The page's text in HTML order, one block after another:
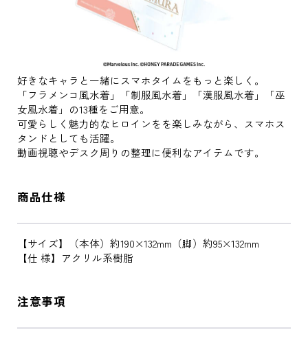
好きなキャラと一緒にスマホタイムをもっと楽しく。
「フラメンコ風水着」「制服風水着」「漢服風水着」「巫
女風水着」の13種をご用意。
可愛らしく魅力的なヒロインをを楽しみながら、スマホス
タンドとしても活躍。
動画視聴やデスク周りの整理に便利なアイテムです。
商品仕様
【サイズ】（本体）約190×132mm（脚）約95×132mm
【仕 様】アクリル系樹脂
注意事項